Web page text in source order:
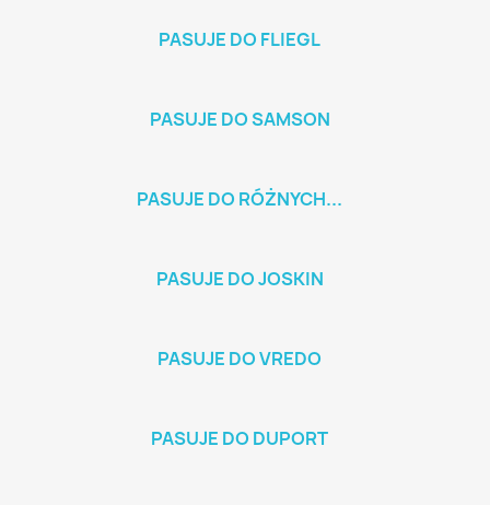
PASUJE DO FLIEGL
PASUJE DO SAMSON
PASUJE DO RÓŻNYCH...
PASUJE DO JOSKIN
PASUJE DO VREDO
PASUJE DO DUPORT